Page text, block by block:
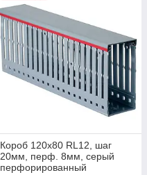
Короб 120х80 RL12, шаг
20мм, перф. 8мм, серый
перфорированный